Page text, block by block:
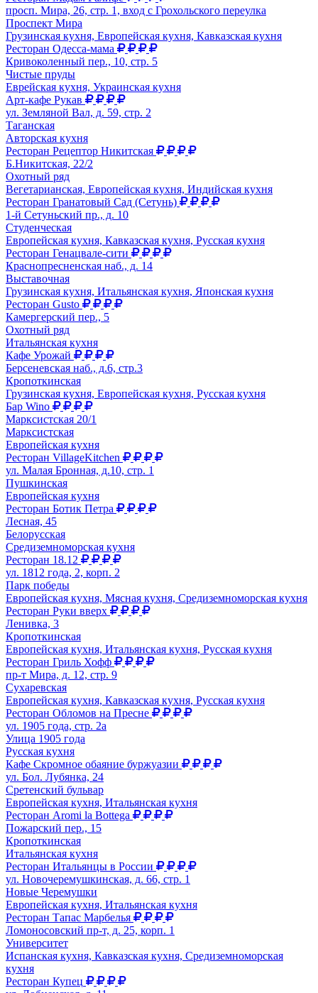
просп. Мира, 26, стр. 1, вход с Грохольского переулка
Проспект Мира
Грузинская кухня, Европейская кухня, Кавказская кухня
Ресторан Одесса-мама
Кривоколенный пер., 10, стр. 5
Чистые пруды
Еврейская кухня, Украинская кухня
Арт-кафе Рукав
ул. Земляной Вал, д. 59, стр. 2
Таганская
Авторская кухня
Ресторан Рецептор Никитская
Б.Никитская, 22/2
Охотный ряд
Вегетарианская, Европейская кухня, Индийская кухня
Ресторан Гранатовый Сад (Сетунь)
1-й Сетуньский пр., д. 10
Студенческая
Европейская кухня, Кавказская кухня, Русская кухня
Ресторан Генацвале-сити
Краснопресненская наб., д. 14
Выставочная
Грузинская кухня, Итальянская кухня, Японская кухня
Ресторан Gusto
Камергерский пер., 5
Охотный ряд
Итальянская кухня
Кафе Урожай
Берсеневская наб., д.6, стр.3
Кропоткинская
Грузинская кухня, Европейская кухня, Русская кухня
Бар Wino
Марксистская 20/1
Марксистская
Европейская кухня
Ресторан VillageKitchen
ул. Малая Бронная, д.10, стр. 1
Пушкинская
Европейская кухня
Ресторан Ботик Петра
Лесная, 45
Белорусская
Средиземноморская кухня
Ресторан 18.12
ул. 1812 года, 2, корп. 2
Парк победы
Европейская кухня, Мясная кухня, Средиземноморская кухня
Ресторан Руки вверх
Ленивка, 3
Кропоткинская
Европейская кухня, Итальянская кухня, Русская кухня
Ресторан Гриль Хофф
пр-т Мира, д. 12, стр. 9
Сухаревская
Европейская кухня, Кавказская кухня, Русская кухня
Ресторан Обломов на Пресне
ул. 1905 года, стр. 2а
Улица 1905 года
Русская кухня
Кафе Скромное обаяние буржуазии
ул. Бол. Лубянка, 24
Сретенский бульвар
Европейская кухня, Итальянская кухня
Ресторан Aromi la Bottega
Пожарский пер., 15
Кропоткинская
Итальянская кухня
Ресторан Итальянцы в России
ул. Новочеремушкинская, д. 66, стр. 1
Новые Черемушки
Европейская кухня, Итальянская кухня
Ресторан Тапас Марбелья
Ломоносовский пр-т, д. 25, корп. 1
Университет
Испанская кухня, Кавказская кухня, Средиземноморская
кухня
Ресторан Купец